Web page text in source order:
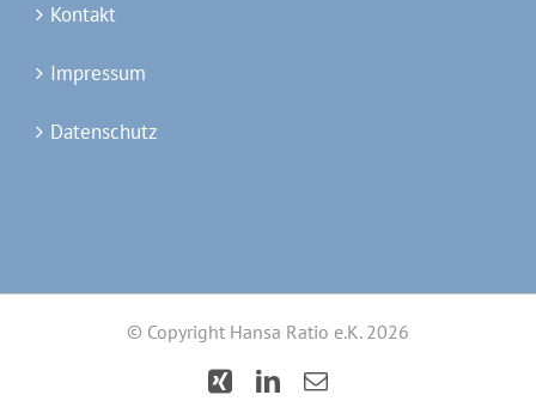
Kontakt
Impressum
Datenschutz
© Copyright Hansa Ratio e.K. 2026
XingLinkedIn
Email